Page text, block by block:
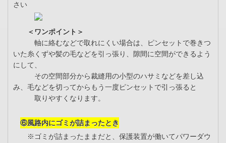
さい
＜ワンポイント＞
軸に絡むなどで取れにくい場合は、ピンセットで巻きつ
いた糸くずや髪の毛などを引っ張り、隙間に空間ができるよう
にして、
その空間部分から裁縫用の小型のハサミなどを差し込
み、毛などを切ってからもう一度ピンセットで引っ張ると
取りやすくなります。
⑥風路内にゴミが詰まったとき
※ゴミが詰まったままだと、保護装置が働いてパワーダウ